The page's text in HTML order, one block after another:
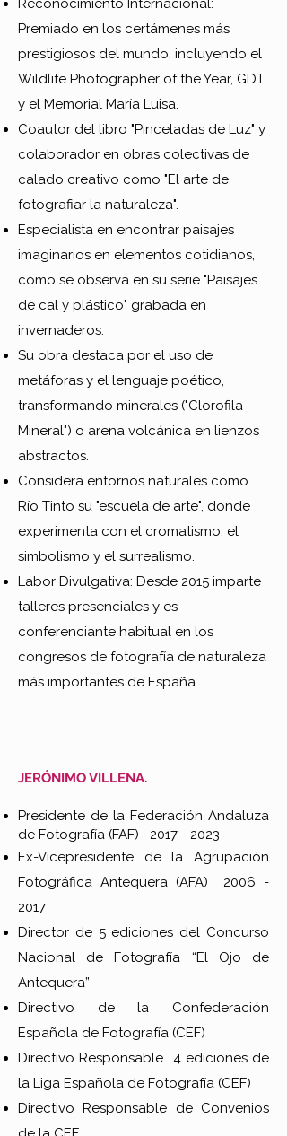
Reconocimiento Internacional:
Premiado en los certámenes más
prestigiosos del mundo, incluyendo el
Wildlife Photographer of the Year, GDT
y el Memorial María Luisa.
Coautor del libro "Pinceladas de Luz" y
colaborador en obras colectivas de
calado creativo como "El arte de
fotografiar la naturaleza".
Especialista en encontrar paisajes
imaginarios en elementos cotidianos,
como se observa en su serie "Paisajes
de cal y plástico" grabada en
invernaderos.
Su obra destaca por el uso de
metáforas y el lenguaje poético,
transformando minerales ("Clorofila
Mineral") o arena volcánica en lienzos
abstractos.
Considera entornos naturales como
Río Tinto su "escuela de arte", donde
experimenta con el cromatismo, el
simbolismo y el surrealismo.
Labor Divulgativa: Desde 2015 imparte
talleres presenciales y es
conferenciante habitual en los
congresos de fotografía de naturaleza
más importantes de España.
JERÓNIMO VILLENA.
Presidente de la Federación Andaluza
de Fotografía (FAF) 2017 - 2023
Ex-Vicepresidente de la Agrupación
Fotográfica Antequera (AFA) 2006 -
2017
Director de 5 ediciones del Concurso
Nacional de Fotografía “El Ojo de
Antequera”
Directivo de la Confederación
Española de Fotografía (CEF)
Directivo Responsable 4 ediciones de
la Liga Española de Fotografía (CEF)
Directivo Responsable de Convenios